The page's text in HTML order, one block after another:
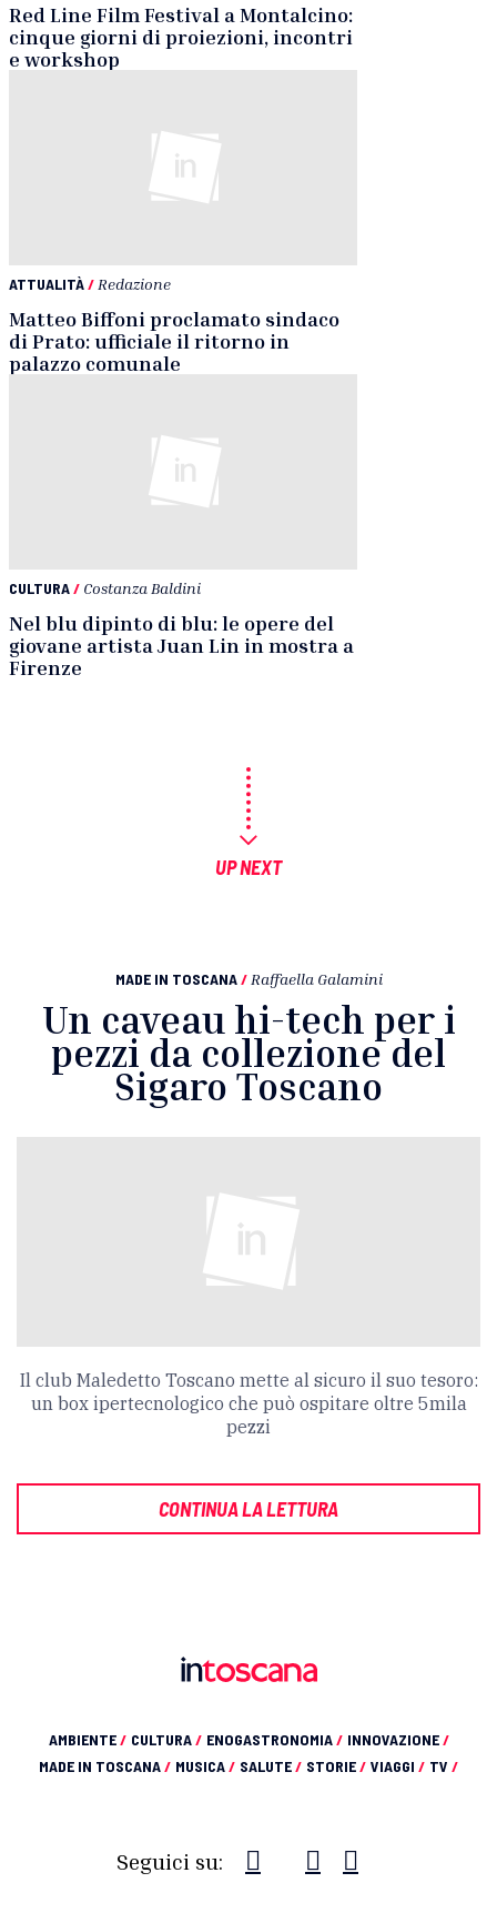
Red Line Film Festival a Montalcino:
cinque giorni di proiezioni, incontri
e workshop
ATTUALITÀ/ Redazione
Matteo Biffoni proclamato sindaco
di Prato: ufficiale il ritorno in
palazzo comunale
CULTURA/ Costanza Baldini
Nel blu dipinto di blu: le opere del
giovane artista Juan Lin in mostra a
Firenze
UP NEXT
MADE IN TOSCANA / Raffaella Galamini
Un caveau hi-tech per i
pezzi da collezione del
Sigaro Toscano
Il club Maledetto Toscano mette al sicuro il suo tesoro:
un box ipertecnologico che può ospitare oltre 5mila
pezzi
CONTINUA LA LETTURA
AMBIENTE/ CULTURA/ ENOGASTRONOMIA/ INNOVAZIONE/
MADE IN TOSCANA/ MUSICA/ SALUTE/ STORIE/ VIAGGI / TV /
Seguici su: